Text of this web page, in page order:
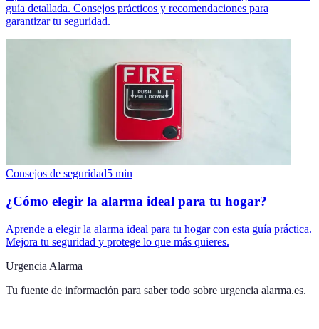
guía detallada. Consejos prácticos y recomendaciones para
garantizar tu seguridad.
Consejos de seguridad5 min
¿Cómo elegir la alarma ideal para tu hogar?
Aprende a elegir la alarma ideal para tu hogar con esta guía práctica.
Mejora tu seguridad y protege lo que más quieres.
Urgencia Alarma
Tu fuente de información para saber todo sobre urgencia alarma.es.